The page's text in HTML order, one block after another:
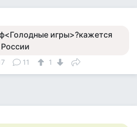
игры>?кажется
11 1